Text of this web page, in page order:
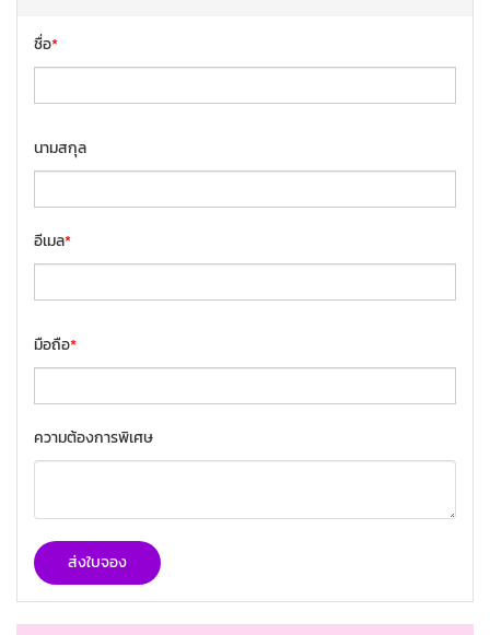
ชื่อ*
นามสกุล
อีเมล*
มือถือ*
ความต้องการพิเศษ
ส่งใบจอง